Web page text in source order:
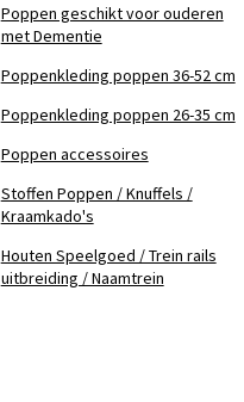
Poppen geschikt voor ouderen
met Dementie
Poppenkleding poppen 36-52 cm
Poppenkleding poppen 26-35 cm
Poppen accessoires
Stoffen Poppen / Knuffels /
Kraamkado's
Houten Speelgoed / Trein rails
uitbreiding / Naamtrein